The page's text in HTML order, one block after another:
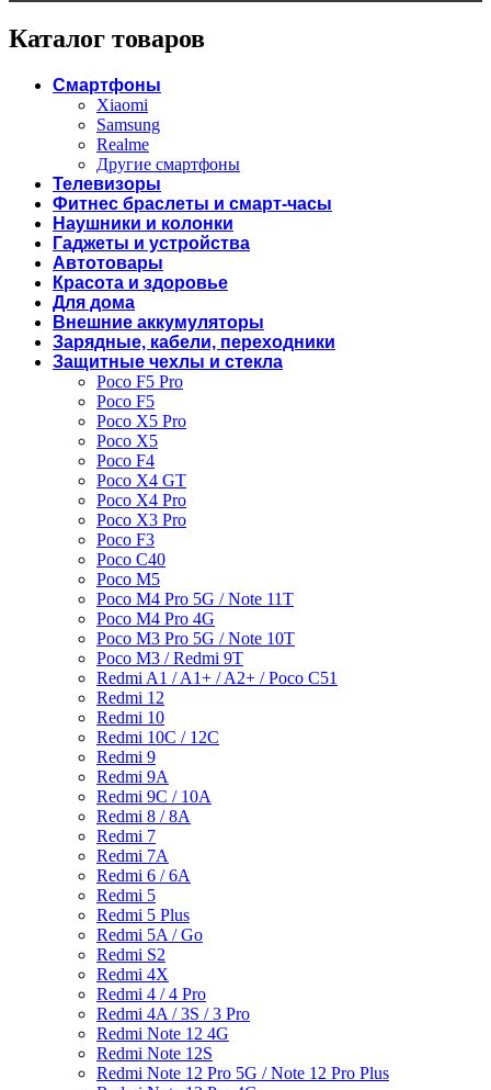
Каталог товаров
Смартфоны
Xiaomi
Samsung
Realme
Другие смартфоны
Телевизоры
Фитнес браслеты и смарт-часы
Наушники и колонки
Гаджеты и устройства
Автотовары
Красота и здоровье
Для дома
Внешние аккумуляторы
Зарядные, кабели, переходники
Защитные чехлы и стекла
Poco F5 Pro
Poco F5
Poco X5 Pro
Poco X5
Poco F4
Poco X4 GT
Poco X4 Pro
Poco X3 Pro
Poco F3
Poco C40
Poco M5
Poco M4 Pro 5G / Note 11T
Poco M4 Pro 4G
Poco M3 Pro 5G / Note 10T
Poco M3 / Redmi 9T
Redmi A1 / A1+ / A2+ / Poco C51
Redmi 12
Redmi 10
Redmi 10C / 12C
Redmi 9
Redmi 9A
Redmi 9C / 10A
Redmi 8 / 8A
Redmi 7
Redmi 7A
Redmi 6 / 6A
Redmi 5
Redmi 5 Plus
Redmi 5A / Go
Redmi S2
Redmi 4X
Redmi 4 / 4 Pro
Redmi 4A / 3S / 3 Pro
Redmi Note 12 4G
Redmi Note 12S
Redmi Note 12 Pro 5G / Note 12 Pro Plus